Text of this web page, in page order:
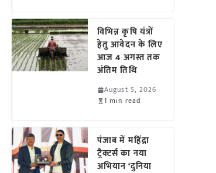
विभिन्न कृषि यंत्रों
हेतु आवेदन के लिए
आज 4 अगस्त तक
अंतिम तिथि
August 5, 2026
1 min read
पंजाब में महिंद्रा
ट्रैक्टर्स का नया
अभियान ‘दुनिया